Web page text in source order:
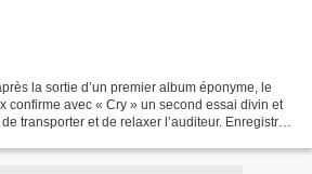
la sortie d’un premier album éponyme, le
confirme avec « Cry » un second essai divin et
transporter et de relaxer l’auditeur. Enregistré